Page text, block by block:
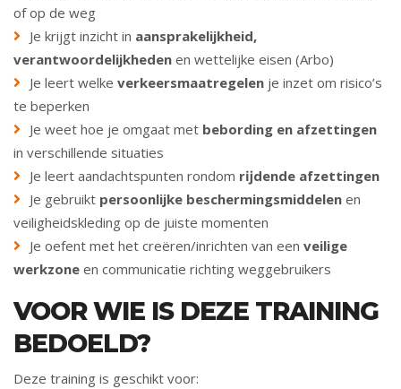
of op de weg
Je krijgt inzicht in aansprakelijkheid,
verantwoordelijkheden en wettelijke eisen (Arbo)
Je leert welke verkeersmaatregelen je inzet om risico’s
te beperken
Je weet hoe je omgaat met bebording en afzettingen
in verschillende situaties
Je leert aandachtspunten rondom rĳdende afzettingen
Je gebruikt persoonlijke beschermingsmiddelen en
veiligheidskleding op de juiste momenten
Je oefent met het creëren/inrichten van een veilige
werkzone en communicatie richting weggebruikers
VOOR WIE IS DEZE TRAINING
BEDOELD?
Deze training is geschikt voor: